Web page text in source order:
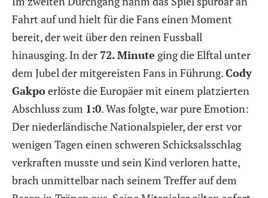
Fahrt auf und hielt für die Fans einen Moment
bereit, der weit über den reinen Fussball
hinausging. In der 72. Minute ging die Elftal unter
dem Jubel der mitgereisten Fans in Führung.Cody
Gakpoerlöste die Europäer mit einem platzierten
Abschluss zum 1:0. Was folgte, war pure Emotion:
Der niederländische Nationalspieler, der erst vor
wenigen Tagen einen schweren Schicksalsschlag
verkraften musste und sein Kind verloren hatte,
brach unmittelbar nach seinem Treffer auf dem